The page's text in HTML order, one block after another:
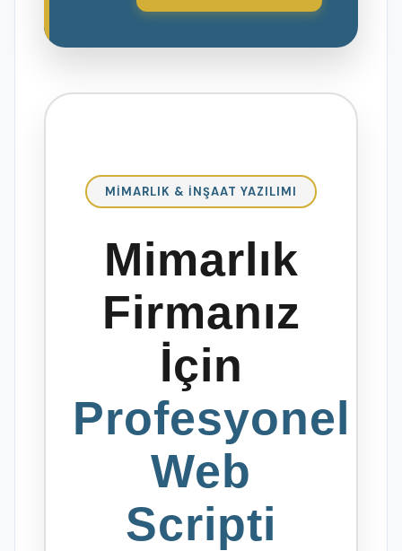
MİMARLIK & İNŞAAT YAZILIMI
Mimarlık
Firmanız
İçin
Profesyonel
Web
Scripti